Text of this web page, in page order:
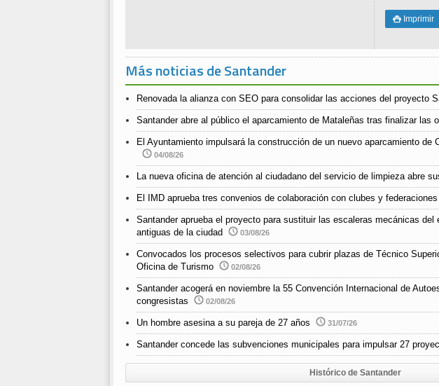
 Imprimir
Más noticias de Santander
Renovada la alianza con SEO para consolidar las acciones del proyecto
Santander abre al público el aparcamiento de Mataleñas tras finalizar las
El Ayuntamiento impulsará la construcción de un nuevo aparcamiento de
04/08/26
La nueva oficina de atención al ciudadano del servicio de limpieza abre
El IMD aprueba tres convenios de colaboración con clubes y
Santander aprueba el proyecto para sustituir las escaleras mecánicas del
antiguas de la ciudad
03/08/26
Convocados los procesos selectivos para cubrir plazas de Técnico
Oficina de Turismo
02/08/26
Santander acogerá en noviembre la 55 Convención Internacional de
congresistas
02/08/26
Un hombre asesina a su pareja de 27 años 31/07/26
Santander concede las subvenciones municipales para impulsar 27
Histórico de Santander